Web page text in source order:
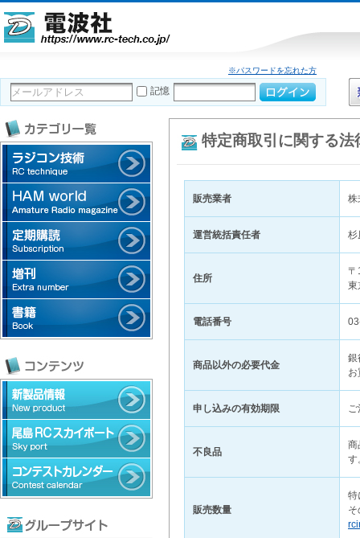
※パスワードを忘れた方
記憶
特定商取引に関する法
販売業者 株
運営統括責任者 杉
住所
〒
東
電話番号
商品以外の必要代金
銀
申し込みの有効期限
不良品
商
す
販売数量
特